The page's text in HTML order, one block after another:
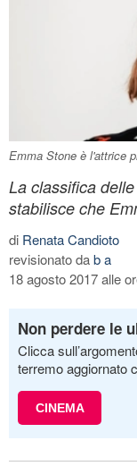
Emma Stone è l'attrice
La classifica
stabilisce che
di Renata Candioto
revisionato dab a
18 agosto 2017 alle
Non perdere le
Clicca
terremo aggiornato
CINEMA